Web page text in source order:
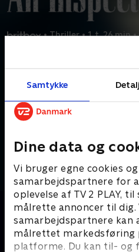
Samtykke
Dine data og
Vi bruger egne cookies
samarbejdspartnere for
oplevelse af TV 2 PLAY,
målrette annoncer til dig.
samarbejdspartnere kan
målrettet markedsføring
platforme. Du kan til- og
• Thriller • 1 t. 26 min •
I 1912 bliver inspektør Goole
velhavende familie Birling efter en
Prøv TV
*Kræver pakken Favorit. Administrer
Andre så også